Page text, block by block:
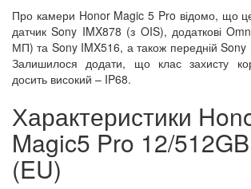
Про камери Honor Magic 5 Pro відомо, що
датчик Sony IMX878 (з OIS), додаткові
МП) та Sony IMX516, а також передній
Залишилося додати, що клас захисту
досить високий – IP68.
Характеристики
Magic5 Pro 12/
(EU)